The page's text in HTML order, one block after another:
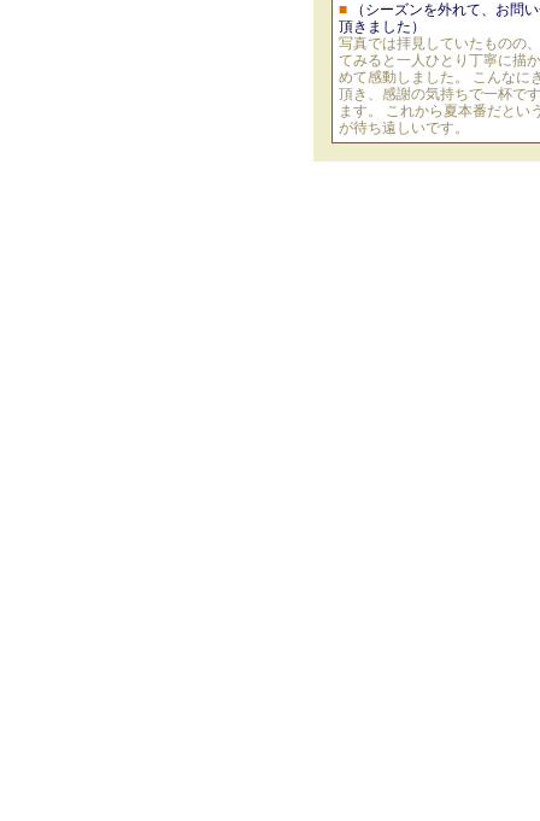
■
（シーズンを外れて、お問
頂きました）
写真では拝見していたものの
てみると一人ひとり丁寧に描
めて感動しました。 こんなに
頂き、感謝の気持ちで一杯で
ます。 これから夏本番だとい
が待ち遠しいです。